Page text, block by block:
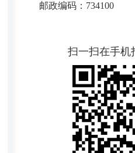
邮政编码：734100
扫一扫在手机